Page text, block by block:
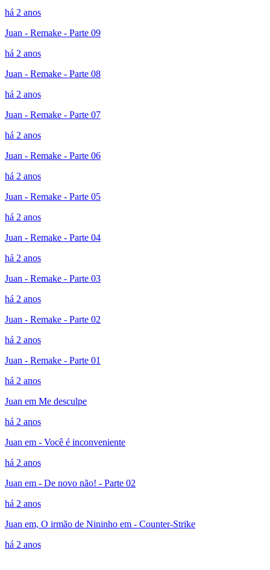
há 2 anos
Juan - Remake - Parte 09
há 2 anos
Juan - Remake - Parte 08
há 2 anos
Juan - Remake - Parte 07
há 2 anos
Juan - Remake - Parte 06
há 2 anos
Juan - Remake - Parte 05
há 2 anos
Juan - Remake - Parte 04
há 2 anos
Juan - Remake - Parte 03
há 2 anos
Juan - Remake - Parte 02
há 2 anos
Juan - Remake - Parte 01
há 2 anos
Juan em Me desculpe
há 2 anos
Juan em - Você é inconveniente
há 2 anos
Juan em - De novo não! - Parte 02
há 2 anos
Juan em, O irmão de Nininho em - Counter-Strike
há 2 anos